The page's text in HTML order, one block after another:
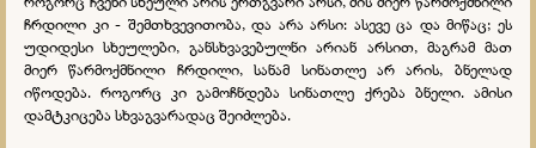
ჩრდილი კი - შემთხვევითობა, და არა არსი: ასევე ცა და მიწაც; ეს
უდიდესი სხეულები, განსხვავებულნი არიან არსით, მაგრამ მათ
მიერ წარმოქმნილი ჩრდილი, სანამ სინათლე არ არის, ბნელად
იწოდება. როგორც კი გამოჩნდება სინათლე ქრება ბნელი. ამისი
დამტკიცება სხვაგვარადაც შეიძლება.